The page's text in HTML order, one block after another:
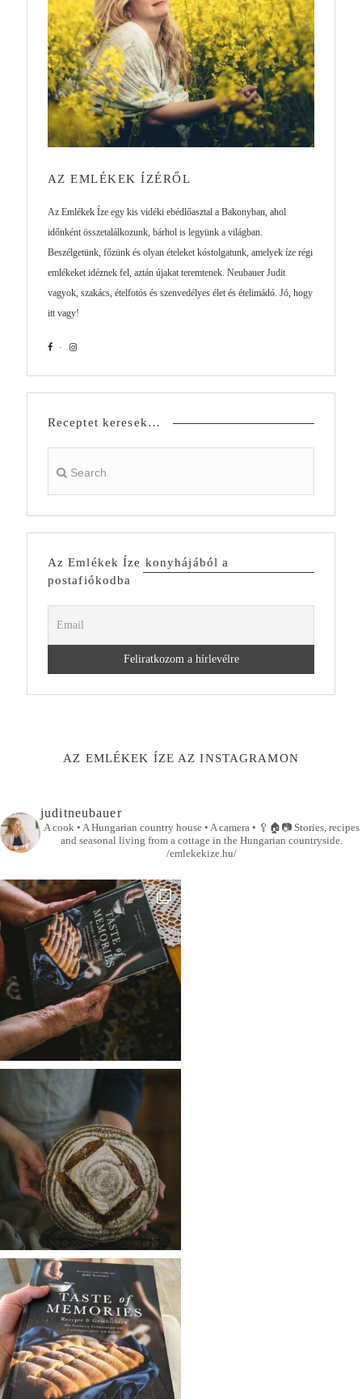
AZ EMLÉKEK ÍZÉRŐL
Az Emlékek Íze egy kis vidéki ebédlőasztal a Bakonyban, ahol
időnként összetalálkozunk, bárhol is legyünk a világban.
Beszélgetünk, főzünk és olyan ételeket kóstolgatunk, amelyek íze régi
emlékeket idéznek fel, aztán újakat teremtenek. Neubauer Judit
vagyok, szakács, ételfotós és szenvedélyes élet és ételimádó. Jó, hogy
itt vagy!
Receptet keresek…
Az Emlékek Íze konyhájából a
postafiókodba
AZ EMLÉKEK ÍZE AZ INSTAGRAMON
juditneubauer
A cook • A Hungarian country house • A camera • 🥄🏠📷Stories, recipes
and seasonal living from a cottage in the Hungarian countryside.
/emlekekize.hu/